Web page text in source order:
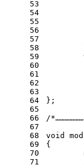
53
54
55
56
57
58
59
60
61
62
63
64
65
66
67
68
69
70
71
};
/
void
{